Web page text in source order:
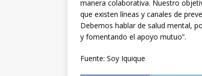
manera colaborativa. Nuestro
que existen líneas y canales de
Debemos hablar de salud mental,
y fomentando el apoyo mutuo”.
Fuente: Soy Iquique